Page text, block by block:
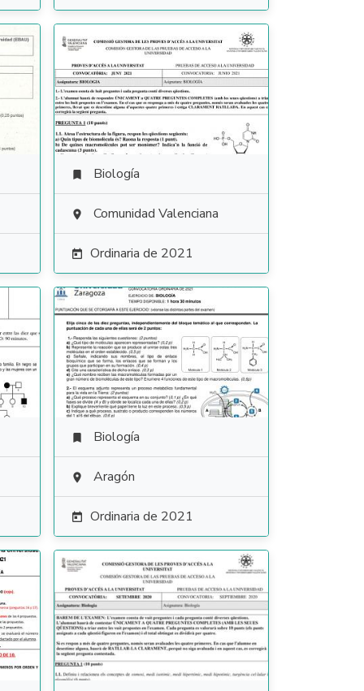
 Biología
 Comunidad Valenciana
 Ordinaria de 2021
 Biología
 Aragón
 Ordinaria de 2021